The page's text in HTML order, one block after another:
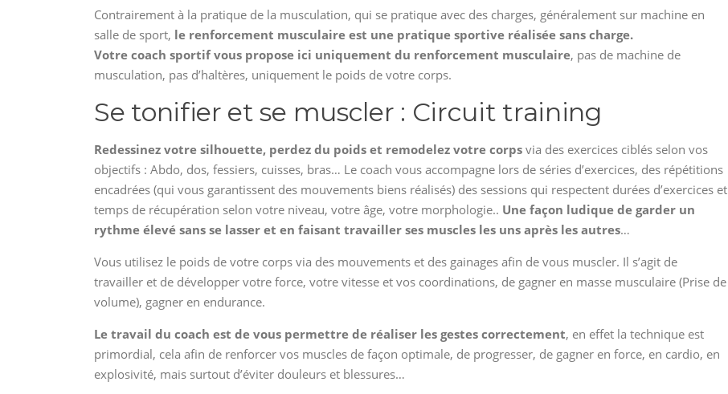
Contrairement à la pratique de la musculation, qui se pratique avec des charges, généralement sur machine en
salle de sport, le renforcement musculaire est une pratique sportive réalisée sans charge.
Votre coach sportif vous propose ici uniquement du renforcement musculaire, pas de machine de
musculation, pas d’haltères, uniquement le poids de votre corps.
Se tonifier et se muscler : Circuit training
Redessinez votre silhouette, perdez du poids et remodelez votre corps via des exercices ciblés selon vos
objectifs : Abdo, dos, fessiers, cuisses, bras… Le coach vous accompagne lors de séries d’exercices, des répétitions
encadrées (qui vous garantissent des mouvements biens réalisés) des sessions qui respectent durées d’exercices et
temps de récupération selon votre niveau, votre âge, votre morphologie.. Une façon ludique de garder un
rythme élevé sans se lasser et en faisant travailler ses muscles les uns après les autres…
Vous utilisez le poids de votre corps via des mouvements et des gainages afin de vous muscler. Il s’agit de
travailler et de développer votre force, votre vitesse et vos coordinations, de gagner en masse musculaire (Prise de
volume), gagner en endurance.
Le travail du coach est de vous permettre de réaliser les gestes correctement, en effet la technique est
primordial, cela afin de renforcer vos muscles de façon optimale, de progresser, de gagner en force, en cardio, en
explosivité, mais surtout d’éviter douleurs et blessures…